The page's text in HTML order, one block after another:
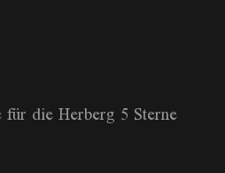
die Herberg 5 Sterne